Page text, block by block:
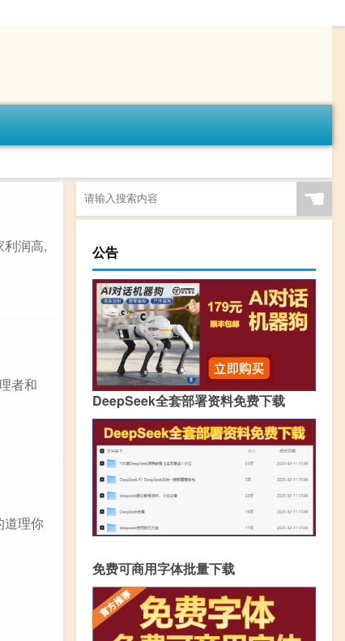
润高,
者和
道理你
☚
公告
DeepSeek全套部署资料免费下载
免费可商用字体批量下载